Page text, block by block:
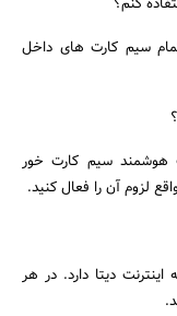
کنم؟
سیم کارت های داخل
هوشمند سیم کارت خور
لزوم آن را فعال کنید.
دیتا دارد. در هر